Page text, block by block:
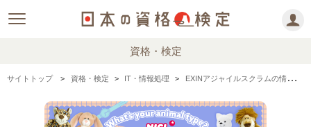
資格・検定
サイトトップ 資格・検定 IT・情報処理 EXINアジャイルスクラムの情報まとめ